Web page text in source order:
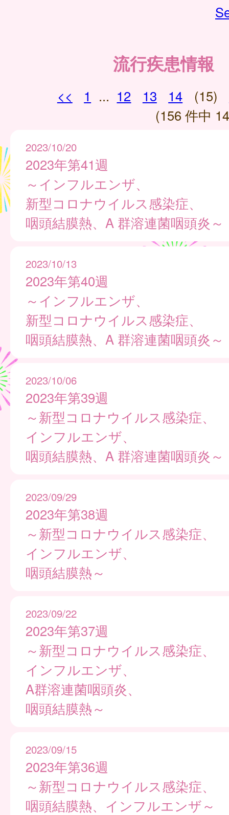
流行疾患情報
<< 1 ... 12 13 14 (15)
(156 件中
2023/10/20
2023年第41週
～インフルエンザ、
新型コロナウイルス感染症、
咽頭結膜熱、A 群溶連菌咽頭炎～
2023/10/13
2023年第40週
～インフルエンザ、
新型コロナウイルス感染症、
咽頭結膜熱、A 群溶連菌咽頭炎～
2023/10/06
2023年第39週
～新型コロナウイルス感染症、
インフルエンザ、
咽頭結膜熱、A 群溶連菌咽頭炎～
2023/09/29
2023年第38週
～新型コロナウイルス感染症、
インフルエンザ、
咽頭結膜熱～
2023/09/22
2023年第37週
～新型コロナウイルス感染症、
インフルエンザ、
A群溶連菌咽頭炎、
咽頭結膜熱～
2023/09/15
2023年第36週
～新型コロナウイルス感染症、
咽頭結膜熱、インフルエンザ～